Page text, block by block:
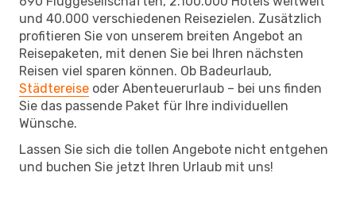
und 40.000 verschiedenen Reisezielen. Zusätzlich
profitieren Sie von unserem breiten Angebot an
Reisepaketen, mit denen Sie bei Ihren nächsten
Reisen viel sparen können. Ob Badeurlaub,
Städtereise oder Abenteuerurlaub – bei uns finden
Sie das passende Paket für Ihre individuellen
Wünsche.
Lassen Sie sich die tollen Angebote nicht entgehen
und buchen Sie jetzt Ihren Urlaub mit uns!